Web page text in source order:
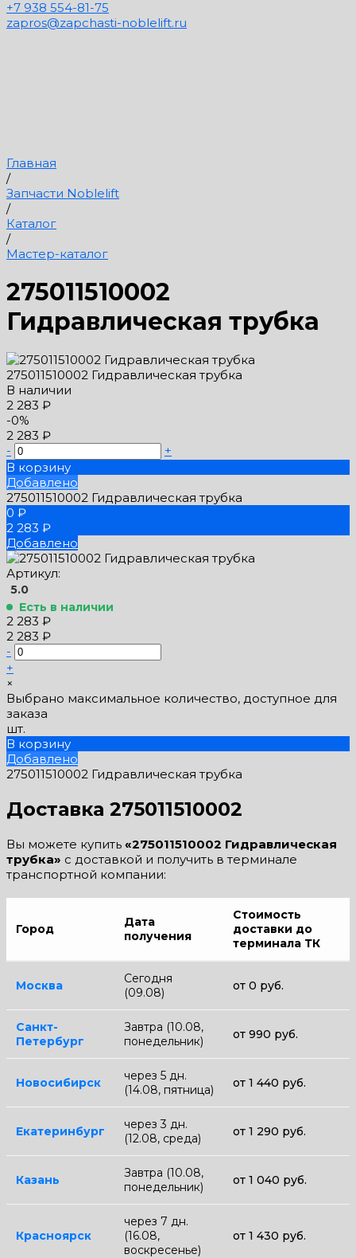
+7 938 554-81-75
zapros@zapchasti-noblelift.ru
Главная
/
Запчасти Noblelift
/
Каталог
/
Мастер-каталог
275011510002
Гидравлическая трубка
275011510002 Гидравлическая трубка
В наличии
2 283 ₽
-0%
2 283 ₽
-
+
В корзину
Добавлено
275011510002 Гидравлическая трубка
0 ₽
2 283 ₽
Добавлено
Артикул:
5.0
Есть в наличии
2 283 ₽
2 283 ₽
-
+
×
Выбрано максимальное количество, доступное для
заказа
шт.
В корзину
Добавлено
275011510002 Гидравлическая трубка
Доставка 275011510002
Вы можете купить «275011510002 Гидравлическая
трубка» с доставкой и получить в терминале
транспортной компании:
Город
Дата
получения
Стоимость
доставки до
терминала ТК
Москва
Сегодня
(09.08)
от 0 руб.
Санкт-
Петербург
Завтра (10.08,
понедельник)
от 990 руб.
Новосибирск
через 5 дн.
(14.08, пятница)
от 1 440 руб.
Екатеринбург
через 3 дн.
(12.08, среда)
от 1 290 руб.
Казань
Завтра (10.08,
понедельник)
от 1 040 руб.
Красноярск
через 7 дн.
(16.08,
воскресенье)
от 1 430 руб.